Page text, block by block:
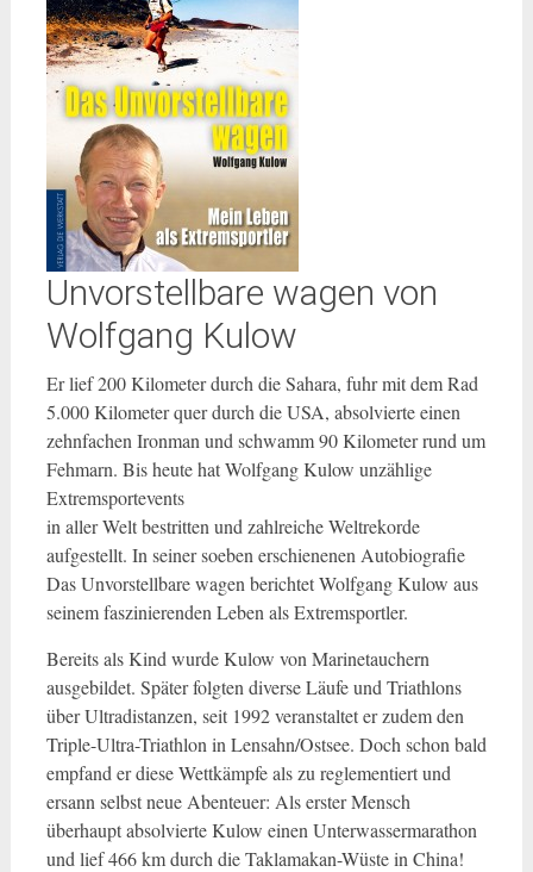
Unvorstellbare wagen von
Wolfgang Kulow
Er lief 200 Kilometer durch die Sahara, fuhr mit dem Rad
5.000 Kilometer quer durch die USA, absolvierte einen
zehnfachen Ironman und schwamm 90 Kilometer rund um
Fehmarn. Bis heute hat Wolfgang Kulow unzählige
Extremsportevents
in aller Welt bestritten und zahlreiche Weltrekorde
aufgestellt. In seiner soeben erschienenen Autobiografie
Das Unvorstellbare wagen berichtet Wolfgang Kulow aus
seinem faszinierenden Leben als Extremsportler.
Bereits als Kind wurde Kulow von Marinetauchern
ausgebildet. Später folgten diverse Läufe und Triathlons
über Ultradistanzen, seit 1992 veranstaltet er zudem den
Triple-Ultra-Triathlon in Lensahn/Ostsee. Doch schon bald
empfand er diese Wettkämpfe als zu reglementiert und
ersann selbst neue Abenteuer: Als erster Mensch
überhaupt absolvierte Kulow einen Unterwassermarathon
und lief 466 km durch die Taklamakan-Wüste in China!